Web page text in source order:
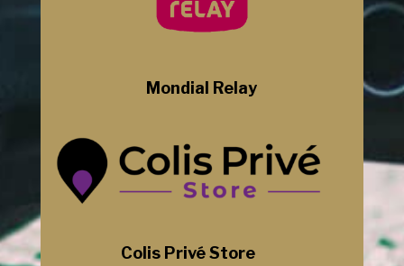
Mondial Relay
Colis Privé Store